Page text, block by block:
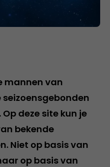
mannen van
. Op deze site kun je
bekende
Niet op basis van
op basis van